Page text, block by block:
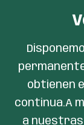
obtienen
continua.A
a